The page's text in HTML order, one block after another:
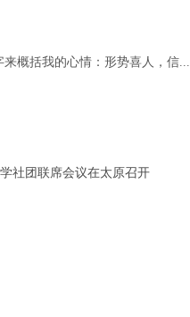
概括我的心情：形势喜人，信...
社团联席会议在太原召开